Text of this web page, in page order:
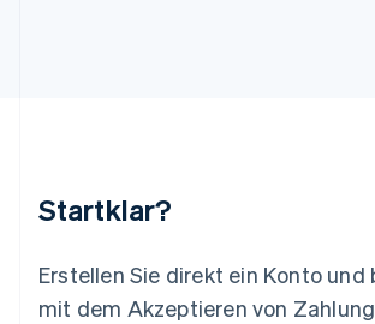
Startklar?
Erstellen Sie direkt ein Konto und
mit dem Akzeptieren von
Español English
Niederlande
NederlandsEnglish